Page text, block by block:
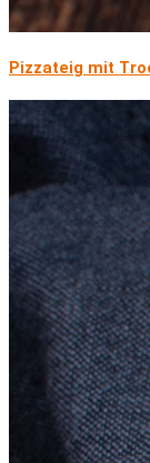
Pizzateig mit